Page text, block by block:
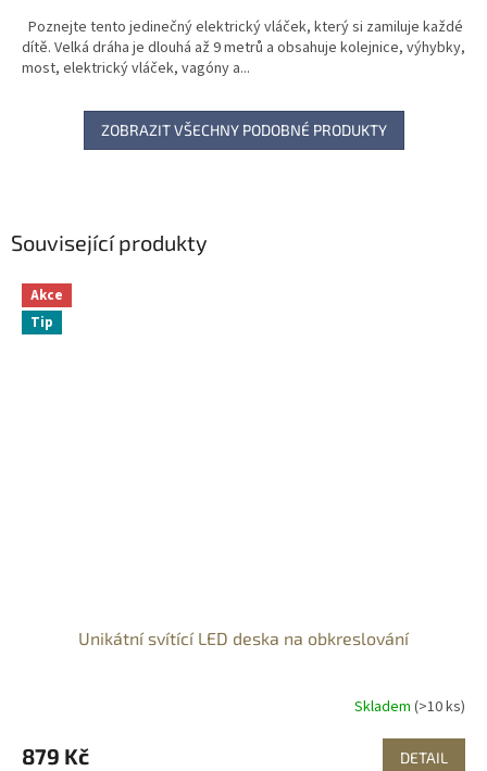
Související produkty
Akce
Tip
Unikátní svítící LED deska na obkreslování
Skladem (>10 ks)
879 Kč DETAIL
Poznejte tento jedinečný elektrický vláček, který si zamiluje každé
dítě. Velká dráha je dlouhá až 9 metrů a obsahuje kolejnice, výhybky,
most, elektrický vláček, vagóny a...
ZOBRAZIT VŠECHNY PODOBNÉ PRODUKTY